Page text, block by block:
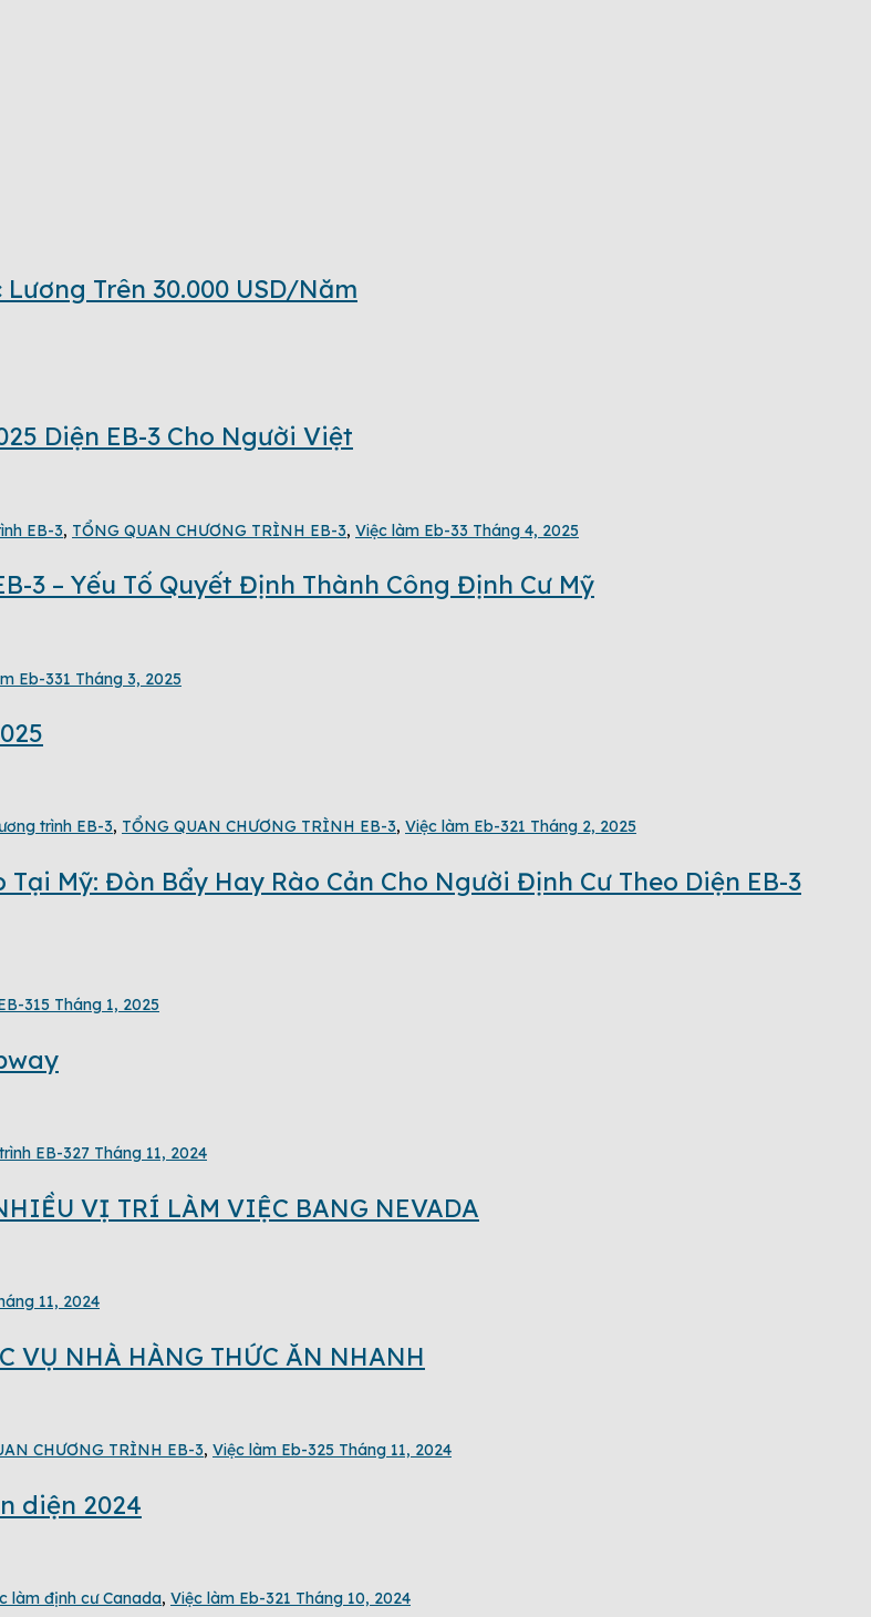
Trên 30.000 USD/Năm
Diện EB-3 Cho Người Việt
EB-3, TỔNG QUAN CHƯƠNG TRÌNH EB-3, Việc làm Eb-33 Tháng 4, 2025
3 – Yếu Tố Quyết Định Thành Công Định Cư Mỹ
Eb-331 Tháng 3, 2025
trình EB-3, TỔNG QUAN CHƯƠNG TRÌNH EB-3, Việc làm Eb-321 Tháng 2, 2025
Mỹ: Đòn Bẩy Hay Rào Cản Cho Người Định Cư Theo Diện EB-3
315 Tháng 1, 2025
EB-327 Tháng 11, 2024
VỊ TRÍ LÀM VIỆC BANG NEVADA
11, 2024
VỤ NHÀ HÀNG THỨC ĂN NHANH
CHƯƠNG TRÌNH EB-3, Việc làm Eb-325 Tháng 11, 2024
diện 2024
làm định cư Canada, Việc làm Eb-321 Tháng 10, 2024